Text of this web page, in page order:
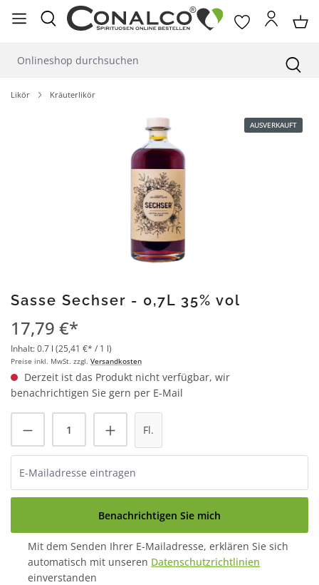
springen
Likör Kräuterlikör
AUSVERKAUFT
Sasse Sechser - 0,7L 35% vol
17,79 €*
Inhalt:0.7 l (25,41 €* / 1 l)
Preise inkl. MwSt. zzgl. Versandkosten
Derzeit ist das Produkt nicht verfügbar, wir
benachrichtigen Sie gern per E-Mail
Fl.
Benachrichtigen Sie mich
Mit dem Senden Ihrer E-Mailadresse, erklären Sie sich
automatisch mit unseren Datenschutzrichtlinien
einverstanden